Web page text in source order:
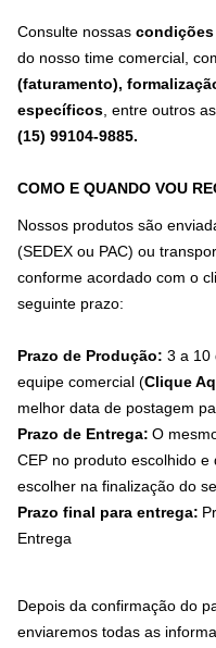
Consulte nossas condições
do nosso time comercial,
(faturamento),
específicos , entre outros
(15) 99104-9885.
COMO E QUANDO VOU
Nossos produtos são
(SEDEX ou PAC) ou
conforme acordado com o
seguinte prazo:
Prazo de Produção: 3 a 10
equipe comercial (Clique
melhor data de postagem
Prazo de Entrega: O
CEP no produto escolhido
escolher na finalização do
Prazo final para entrega:
Entrega
Depois da confirmação do
enviaremos todas as